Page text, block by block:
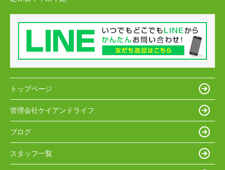
トップページ
管理会社ケイアンドライフ
ブログ
スタッフ一覧